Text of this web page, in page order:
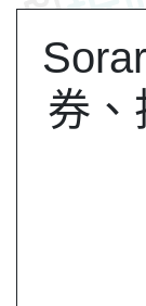
券、